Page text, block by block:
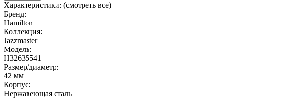
Характеристики: (смотреть все)
Бренд:
Hamilton
Коллекция:
Jazzmaster
Модель:
H32635541
Размер/диаметр:
42 мм
Корпус:
Нержавеющая сталь